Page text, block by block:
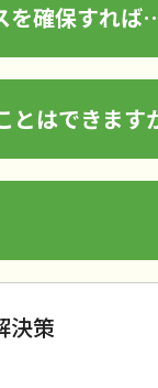
を確保すれ
とはできます
決策